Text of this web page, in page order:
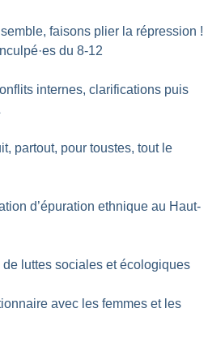
faisons plier la répression !
·es du 8-12
internes, clarifications puis
partout, pour toustes, tout le
d’épuration ethnique au Haut-
de luttes sociales et écologiques
avec les femmes et les